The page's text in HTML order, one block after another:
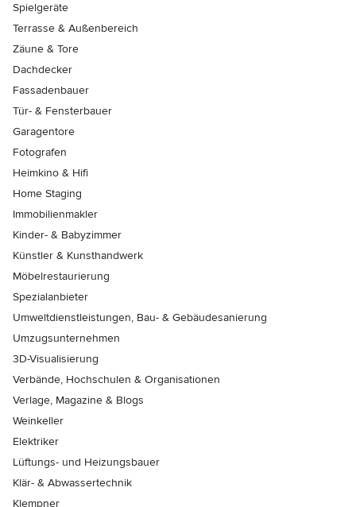
Spielgeräte
Terrasse & Außenbereich
Zäune & Tore
Dachdecker
Fassadenbauer
Tür- & Fensterbauer
Garagentore
Fotografen
Heimkino & Hifi
Home Staging
Immobilienmakler
Kinder- & Babyzimmer
Künstler & Kunsthandwerk
Möbelrestaurierung
Spezialanbieter
Umweltdienstleistungen, Bau- & Gebäudesanierung
Umzugsunternehmen
3D-Visualisierung
Verbände, Hochschulen & Organisationen
Verlage, Magazine & Blogs
Weinkeller
Elektriker
Lüftungs- und Heizungsbauer
Klär- & Abwassertechnik
Klempner